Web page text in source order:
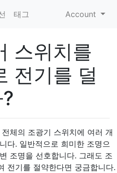
태그 Account
스위치를
전기를 덜
체의 조광기 스위치에 여러 개
다. 일반적으로 희미한 조명으
조명을 선호합니다. 그래도 조
전기를 절약한다면 궁금합니다.